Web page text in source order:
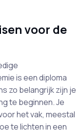
voor de
is een diploma
zo belangrijk zijn je
te beginnen. Je
het vak, meestal
te lichten in een